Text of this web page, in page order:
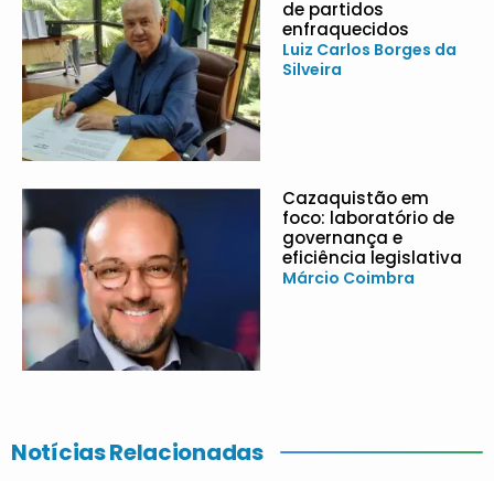
de partidos
enfraquecidos
Luiz Carlos Borges da
Silveira
Cazaquistão em
foco: laboratório de
governança e
eficiência legislativa
Márcio Coimbra
Notícias Relacionadas